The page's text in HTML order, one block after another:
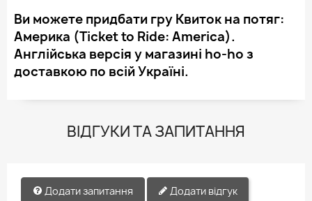
Ви можете придбати гру Квиток на потяг:
Америка (Ticket to Ride: America).
Англійська версія у магазині ho-ho з
доставкою по всій Україні.
ВІДГУКИ ТА ЗАПИТАННЯ
Додати запитання Додати відгук